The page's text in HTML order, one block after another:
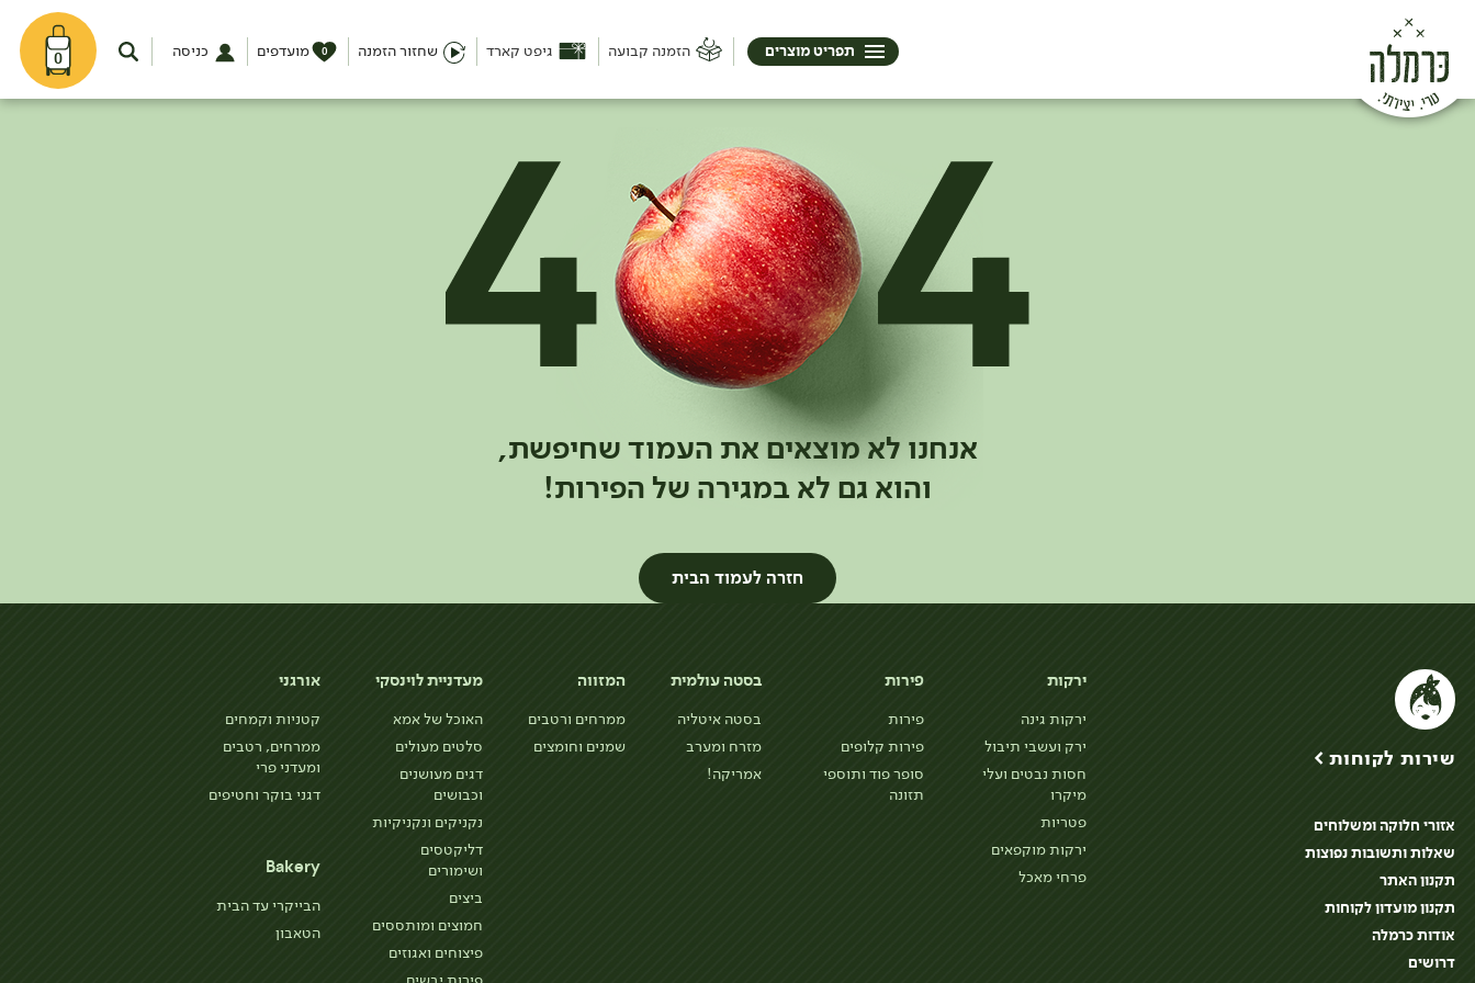
0 הזמנה קבועה גיפט קארד שחזור הזמנה מועדפים 0 כניסה תפריט מוצרים
אנחנו לא מוצאים את העמוד שחיפשת,
והוא גם לא במגירה של הפירות!
חזרה לעמוד הבית
ירקות
ירקות גינה
ירק ועשבי תיבול
חסות נבטים ועלי
מיקרו
פטריות
ירקות מוקפאים
פרחי מאכל
פירות
פירות
פירות קלופים
סופר פוד ותוספי
תזונה
בסטה עולמית
בסטה איטליה
מזרח ומערב
אמריקה!
המזווה
ממרחים ורטבים
שמנים וחומצים
מעדניית לוינסקי
האוכל של אמא
סלטים מעולים
דגים מעושנים
וכבושים
נקניקים ונקניקיות
דליקטסים
ושימורים
ביצים
חמוצים ומותססים
פיצוחים ואגוזים
אורגני
קטניות וקמחים
ממרחים, רטבים
ומעדני פרי
דגני בוקר וחטיפים
Bakery
הבייקרי עד הבית
הטאבון
שירות לקוחות >
אזורי חלוקה ומשלוחים
שאלות ותשובות נפוצות
תקנון האתר
תקנון מועדון לקוחות
אודות כרמלה
דרושים